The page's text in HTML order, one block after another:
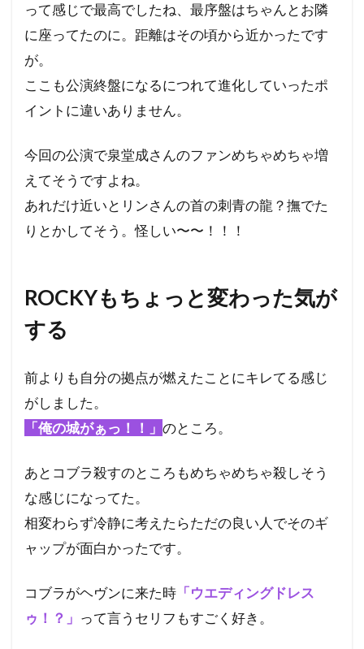
って感じで最高でしたね、最序盤はちゃんとお隣
に座ってたのに。距離はその頃から近かったです
が。
ここも公演終盤になるにつれて進化していったポ
イントに違いありません。
今回の公演で泉堂成さんのファンめちゃめちゃ増
えてそうですよね。
あれだけ近いとリンさんの首の刺青の龍？撫でた
りとかしてそう。怪しい〜〜！！！
ROCKYもちょっと変わった気が
する
前よりも自分の拠点が燃えたことにキレてる感じ
がしました。
「俺の城がぁっ！！」 のところ。
あとコブラ殺すのところもめちゃめちゃ殺しそう
な感じになってた。
相変わらず冷静に考えたらただの良い人でそのギ
ャップが面白かったです。
コブラがヘヴンに来た時 「ウエディングドレス
ゥ！？」 って言うセリフもすごく好き。